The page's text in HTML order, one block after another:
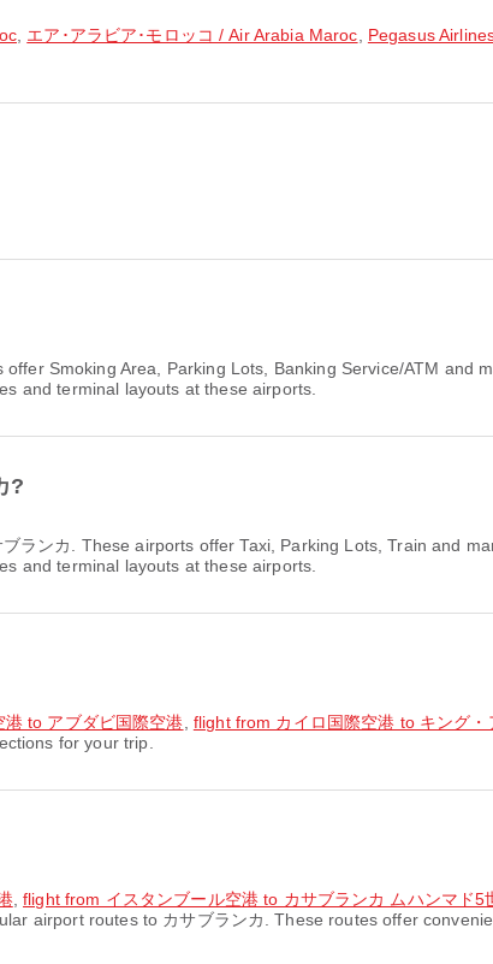
, エア･アラビア･モロッコ / Air Arabia Maroc Pegasus
Smoking Area, Parking Lots, Banking Service/ATM and
and terminal layouts at these airports.
?
ランカ. These airports offer Taxi, Parking Lots, Train and
and terminal layouts at these airports.
to アブダビ国際空港 flight from カイロ国際空港 to キング
for your trip.
,flight from イスタンブール空港 to カサブランカ ムハンマド5
airport routes to カサブランカ. These routes offer